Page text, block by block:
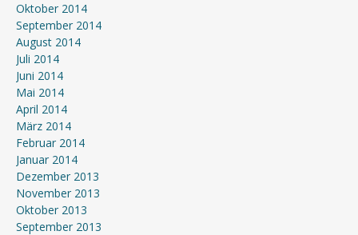
Oktober 2014
September 2014
August 2014
Juli 2014
Juni 2014
Mai 2014
April 2014
März 2014
Februar 2014
Januar 2014
Dezember 2013
November 2013
Oktober 2013
September 2013